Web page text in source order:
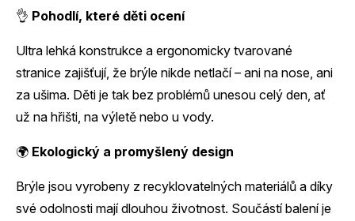
👌 Pohodlí, které děti ocení
Ultra lehká konstrukce a ergonomicky tvarované
stranice zajišťují, že brýle nikde netlačí – ani na nose, ani
za ušima. Děti je tak bez problémů unesou celý den, ať
už na hřišti, na výletě nebo u vody.
🌍 Ekologický a promyšlený design
Brýle jsou vyrobeny z recyklovatelných materiálů a díky
své odolnosti mají dlouhou životnost. Součástí balení je